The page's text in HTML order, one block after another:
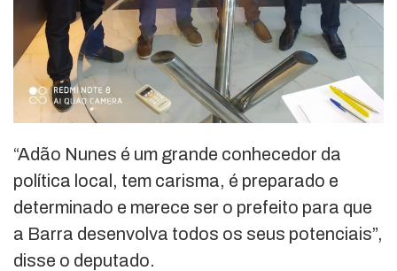
“Adão Nunes é um grande conhecedor da
política local, tem carisma, é preparado e
determinado e merece ser o prefeito para que
a Barra desenvolva todos os seus potenciais”,
disse o deputado.